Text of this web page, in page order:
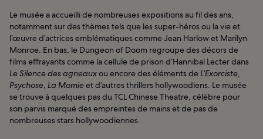
Le musée a accueilli de nombreuses expositions au fil des ans,
notamment sur des thèmes tels que les super-héros ou la vie et
l’œuvre d’actrices emblématiques comme Jean Harlow et Marilyn
Monroe. En bas, le Dungeon of Doom regroupe des décors de
films effrayants comme la cellule de prison d’Hannibal Lecter dans
Le Silence des agneauxou encore des éléments de L’Exorciste,
Psychose, La Momieet d’autres thrillers hollywoodiens. Le musée
se trouve à quelques pas du TCL Chinese Theatre, célèbre pour
son parvis marqué des empreintes de mains et de pas de
nombreuses stars hollywoodiennes.